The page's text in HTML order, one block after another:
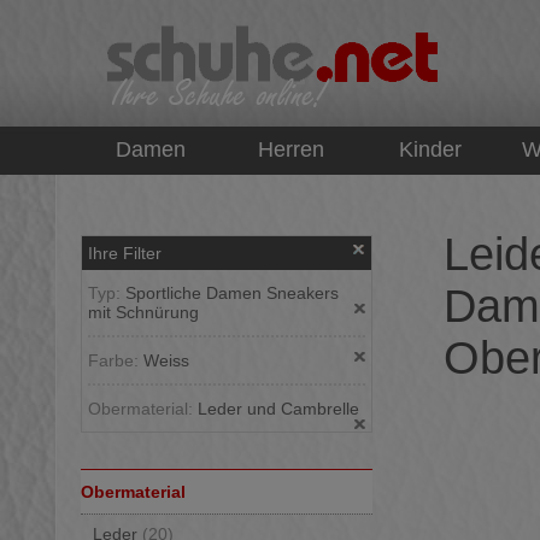
Damen Herren Kinder
Ihre Filter
Typ: Sportliche Damen Sneakers
mit Schnürung
Farbe: Weiss
Obermaterial: Leder und Cambrelle
Obermaterial
Leder (20)